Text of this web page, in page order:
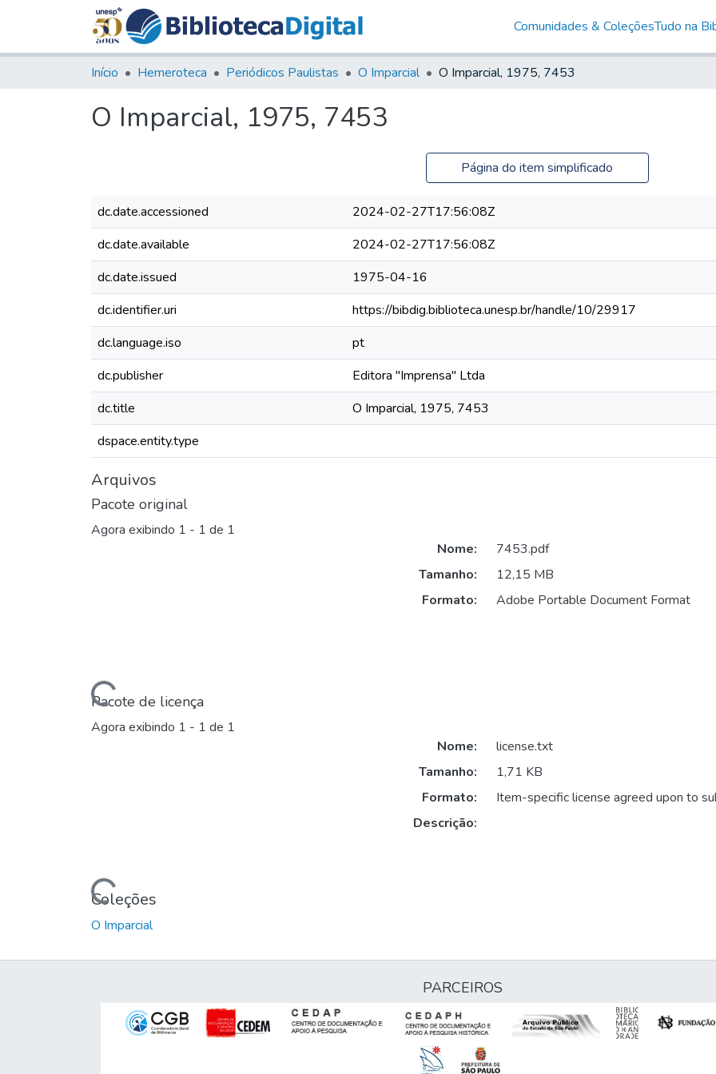
Comunidades & ColeçõesTudo na
Início Hemeroteca Periódicos Paulistas O Imparcial O Imparcial, 1975, 7453
O Imparcial, 1975, 7453
Página do item simplificado
dc.date.accessioned
2024-02-27T17:56:08Z
dc.date.available
2024-02-27T17:56:08Z
dc.date.issued
1975-04-16
dc.identifier.uri
https://bibdig.biblioteca.unesp.br/handle/10/29917
dc.language.iso
pt
dc.publisher
Editora "Imprensa" Ltda
dc.title
O Imparcial, 1975, 7453
dspace.entity.type
Arquivos
Pacote original
Agora exibindo 1 - 1 de 1
Carregando...
Nome:
7453.pdf
Tamanho:
12,15 MB
Formato:
Adobe Portable Document Format
Pacote de licença
Agora exibindo 1 - 1 de 1
Carregando...
Nome:
license.txt
Tamanho:
1,71 KB
Formato:
Item-specific license agreed upon to
Descrição:
Coleções
O Imparcial
PARCEIROS